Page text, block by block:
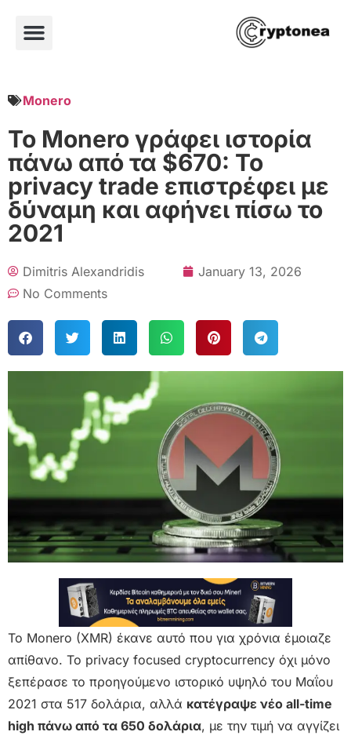
Monero
Το Monero γράφει ιστορία
πάνω από τα $670: Το
privacy trade επιστρέφει με
δύναμη και αφήνει πίσω το
2021
Dimitris Alexandridis
January 13, 2026
No Comments
Το Monero (XMR) έκανε αυτό που για χρόνια έμοιαζε
απίθανο. Το privacy focused cryptocurrency όχι μόνο
ξεπέρασε το προηγούμενο ιστορικό υψηλό του Μαΐου
2021 στα 517 δολάρια, αλλά κατέγραψε νέο all-time
high πάνω από τα 650 δολάρια, με την τιμή να αγγίζει